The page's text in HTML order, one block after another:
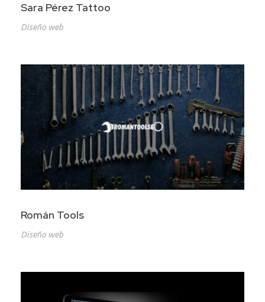
Sara Pérez Tattoo
Diseño web
Román Tools
Diseño web